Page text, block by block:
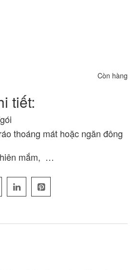
Còn hàng
tiết:
thoáng mát hoặc ngăn đông
mắm, …